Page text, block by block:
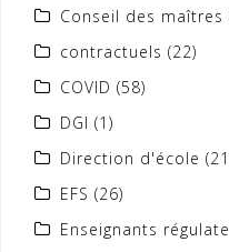
Conseil des maîtres
contractuels (22)
COVID (58)
DGI (1)
Direction d'école
EFS (26)
Enseignants